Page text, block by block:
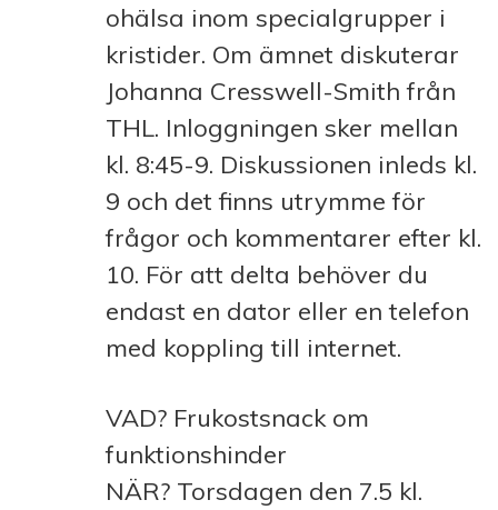
ohälsa inom specialgrupper i
kristider. Om ämnet diskuterar
Johanna Cresswell-Smith från
THL. Inloggningen sker mellan
kl. 8:45-9. Diskussionen inleds kl.
9 och det finns utrymme för
frågor och kommentarer efter kl.
10. För att delta behöver du
endast en dator eller en telefon
med koppling till internet.
VAD? Frukostsnack om
funktionshinder
NÄR? Torsdagen den 7.5 kl.